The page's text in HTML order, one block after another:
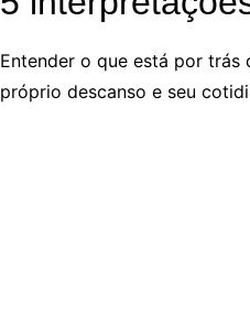
Entender o que está por trás
próprio descanso e seu